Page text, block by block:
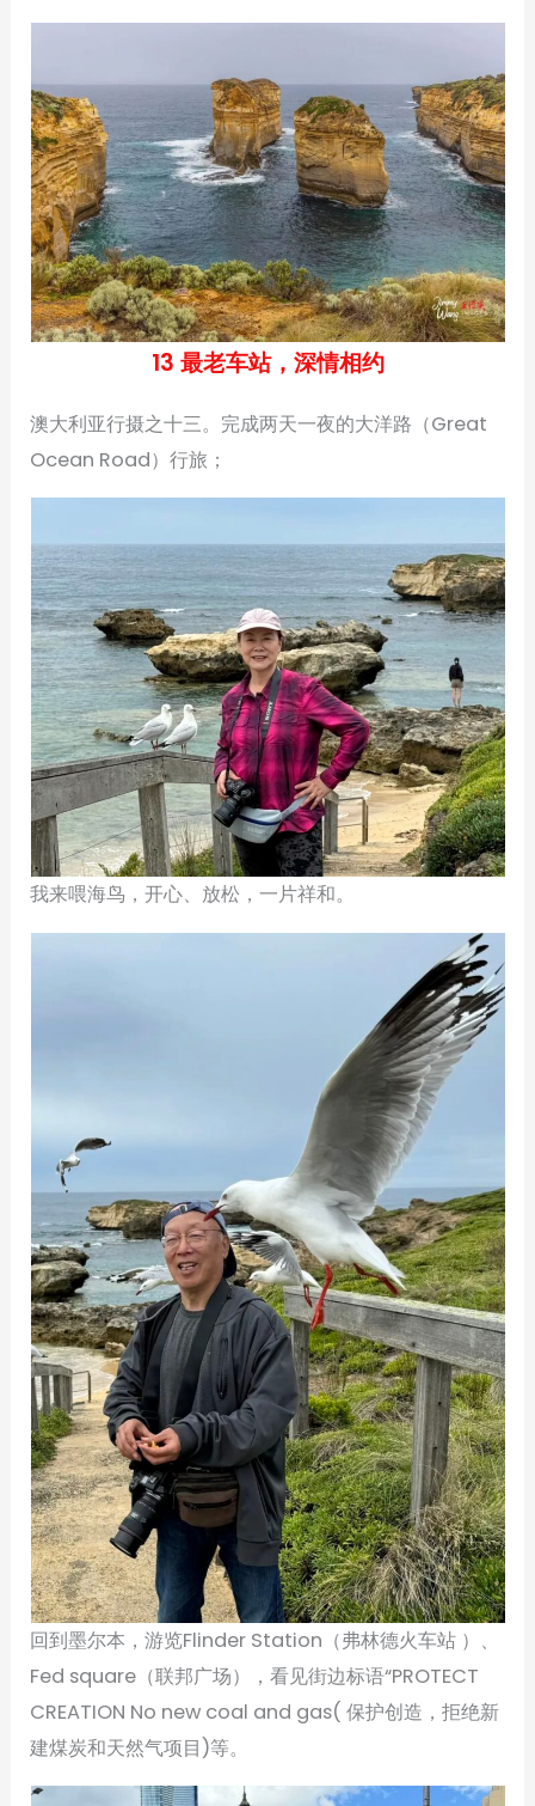
13 最老车站，深情相约
澳大利亚行摄之十三。完成两天一夜的大洋路（Great
Ocean Road）行旅；
我来喂海鸟，开心、放松，一片祥和。
回到墨尔本，游览Flinder Station（弗林德火车站 ）、
Fed square（联邦广场），看见街边标语“PROTECT
CREATION No new coal and gas( 保护创造，拒绝新
建煤炭和天然气项目)等。